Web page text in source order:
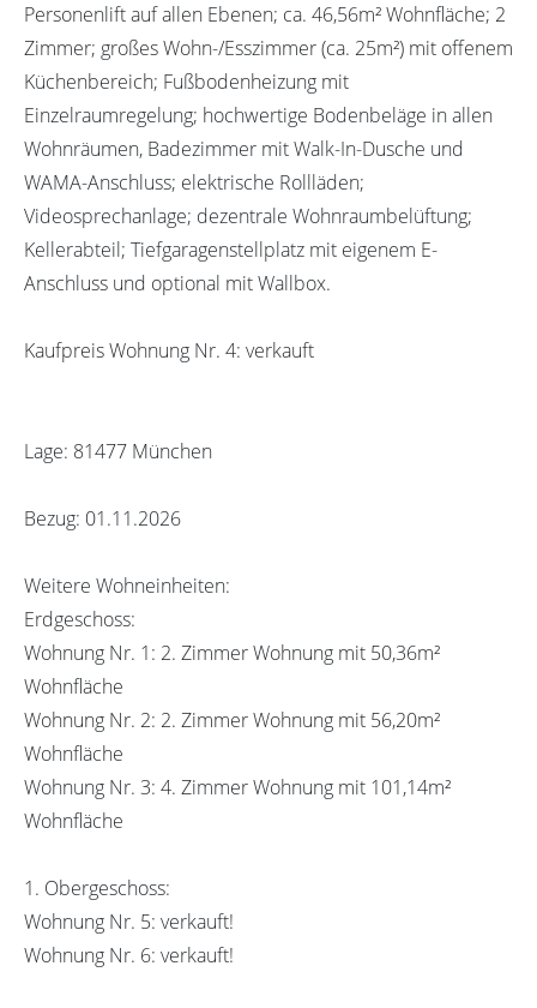
Personenlift auf allen Ebenen; ca. 46,56m² Wohnfläche; 2
Zimmer; großes Wohn-/Esszimmer (ca. 25m²) mit offenem
Küchenbereich; Fußbodenheizung mit
Einzelraumregelung; hochwertige Bodenbeläge in allen
Wohnräumen, Badezimmer mit Walk-In-Dusche und
WAMA-Anschluss; elektrische Rollläden;
Videosprechanlage; dezentrale Wohnraumbelüftung;
Kellerabteil; Tiefgaragenstellplatz mit eigenem E-
Anschluss und optional mit Wallbox.
Kaufpreis Wohnung Nr. 4: verkauft
Lage: 81477 München
Bezug: 01.11.2026
Weitere Wohneinheiten:
Erdgeschoss:
Wohnung Nr. 1: 2. Zimmer Wohnung mit 50,36m²
Wohnfläche
Wohnung Nr. 2: 2. Zimmer Wohnung mit 56,20m²
Wohnfläche
Wohnung Nr. 3: 4. Zimmer Wohnung mit 101,14m²
Wohnfläche
1. Obergeschoss:
Wohnung Nr. 5: verkauft!
Wohnung Nr. 6: verkauft!